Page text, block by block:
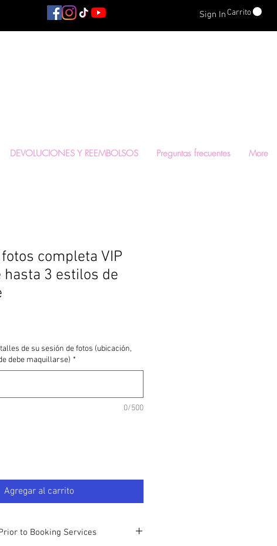
Sign In Carrito
DEVOLUCIONES Y REEMBOLSOS Preguntas frecuentes More
completa VIP
hasta 3 estilos de
de su sesión de fotos (ubicación,
debe maquillarse) *
0/500
Agregar al carrito
to Booking Services